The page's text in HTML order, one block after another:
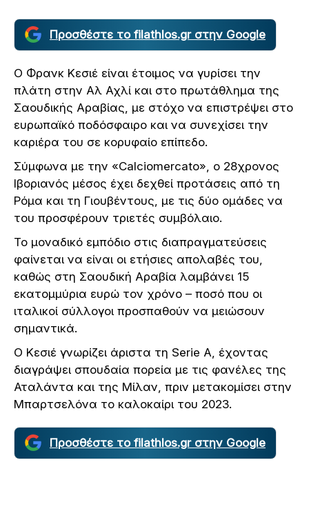
Προσθέστε το filathlos.gr στην Google
Ο Φρανκ Κεσιέ είναι έτοιμος να γυρίσει την
πλάτη στην Αλ Αχλί και στο πρωτάθλημα της
Σαουδικής Αραβίας, με στόχο να επιστρέψει στο
ευρωπαϊκό ποδόσφαιρο και να συνεχίσει την
καριέρα του σε κορυφαίο επίπεδο.
Σύμφωνα με την «Calciomercato», ο 28χρονος
Ιβοριανός μέσος έχει δεχθεί προτάσεις από τη
Ρόμα και τη Γιουβέντους, με τις δύο ομάδες να
του προσφέρουν τριετές συμβόλαιο.
Το μοναδικό εμπόδιο στις διαπραγματεύσεις
φαίνεται να είναι οι ετήσιες απολαβές του,
καθώς στη Σαουδική Αραβία λαμβάνει 15
εκατομμύρια ευρώ τον χρόνο – ποσό που οι
ιταλικοί σύλλογοι προσπαθούν να μειώσουν
σημαντικά.
Ο Κεσιέ γνωρίζει άριστα τη Serie A, έχοντας
διαγράψει σπουδαία πορεία με τις φανέλες της
Αταλάντα και της Μίλαν, πριν μετακομίσει στην
Μπαρτσελόνα το καλοκαίρι του 2023.
Προσθέστε το filathlos.gr στην Google